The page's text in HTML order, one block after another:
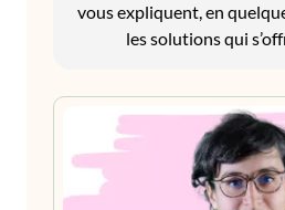
vous expliquent, en
les solutions qui